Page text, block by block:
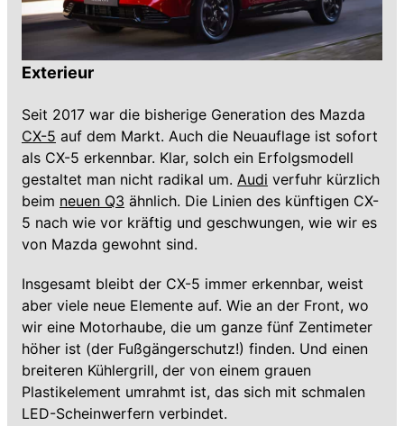
Exterieur
Seit 2017 war die bisherige Generation des Mazda
CX-5 auf dem Markt. Auch die Neuauflage ist sofort
als CX-5 erkennbar. Klar, solch ein Erfolgsmodell
gestaltet man nicht radikal um. Audi verfuhr kürzlich
beim neuen Q3 ähnlich. Die Linien des künftigen CX-
5 nach wie vor kräftig und geschwungen, wie wir es
von Mazda gewohnt sind.
Insgesamt bleibt der CX-5 immer erkennbar, weist
aber viele neue Elemente auf. Wie an der Front, wo
wir eine Motorhaube, die um ganze fünf Zentimeter
höher ist (der Fußgängerschutz!) finden. Und einen
breiteren Kühlergrill, der von einem grauen
Plastikelement umrahmt ist, das sich mit schmalen
LED-Scheinwerfern verbindet.